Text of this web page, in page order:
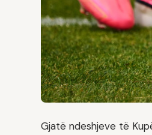
Gjatë ndeshjeve të